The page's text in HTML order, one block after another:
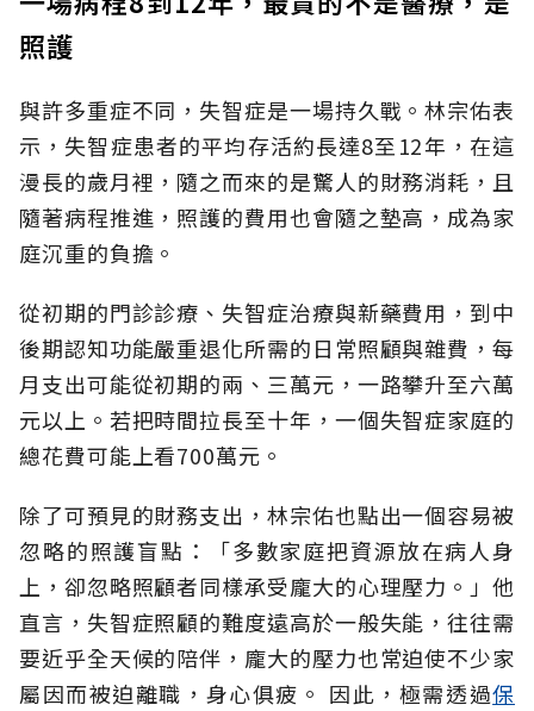
照護
與許多重症不同，失智症是一場持久戰。林宗佑表
示，失智症患者的平均存活約長達8至12年，在這
漫長的歲月裡，隨之而來的是驚人的財務消耗，且
隨著病程推進，照護的費用也會隨之墊高，成為家
庭沉重的負擔。
從初期的門診診療、失智症治療與新藥費用，到中
後期認知功能嚴重退化所需的日常照顧與雜費，每
月支出可能從初期的兩、三萬元，一路攀升至六萬
元以上。若把時間拉長至十年，一個失智症家庭的
總花費可能上看700萬元。
除了可預見的財務支出，林宗佑也點出一個容易被
忽略的照護盲點：「多數家庭把資源放在病人身
上，卻忽略照顧者同樣承受龐大的心理壓力。」他
直言，失智症照顧的難度遠高於一般失能，往往需
要近乎全天候的陪伴，龐大的壓力也常迫使不少家
屬因而被迫離職，身心俱疲。 因此，極需透過保